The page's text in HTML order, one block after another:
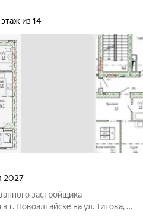
этаж из 14
2027
застройщика
г. Новоалтайске на ул. Титова, 6.